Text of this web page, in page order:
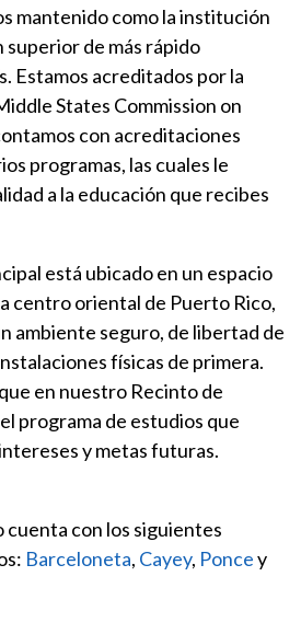
mantenido como la institución
superior de más rápido
Estamos acreditados por la
States Commission on
con acreditaciones
programas, las cuales le
a la educación que recibes
está ubicado en un espacio
centro oriental de Puerto Rico,
ambiente seguro, de libertad de
físicas de primera.
en nuestro Recinto de
programa de estudios que
y metas futuras.
cuenta con los siguientes
Barceloneta, Cayey, Poncey